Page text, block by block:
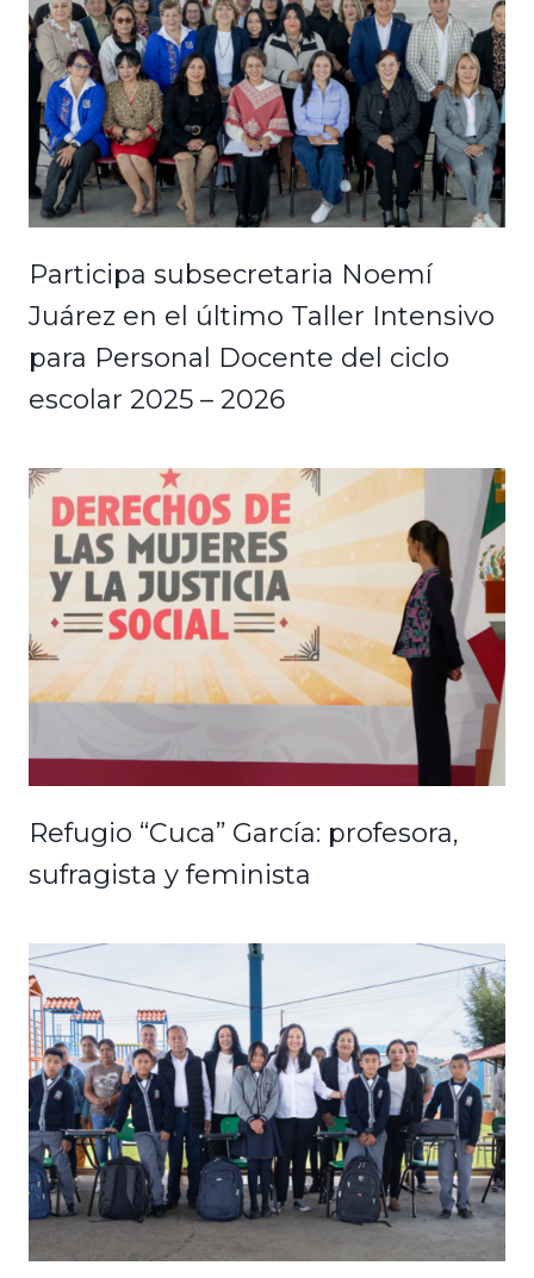
Participa subsecretaria Noemí
Juárez en el último Taller Intensivo
para Personal Docente del ciclo
escolar 2025 – 2026
Refugio “Cuca” García: profesora,
sufragista y feminista